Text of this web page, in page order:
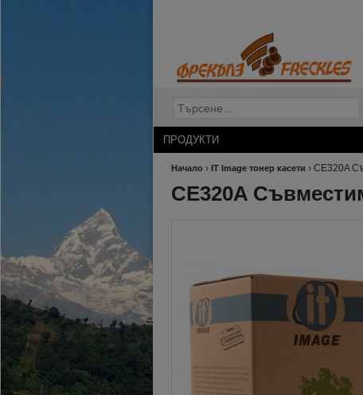
ПРОДУКТИ
Начало › IT Image тонер касети › CE320A
CE320A